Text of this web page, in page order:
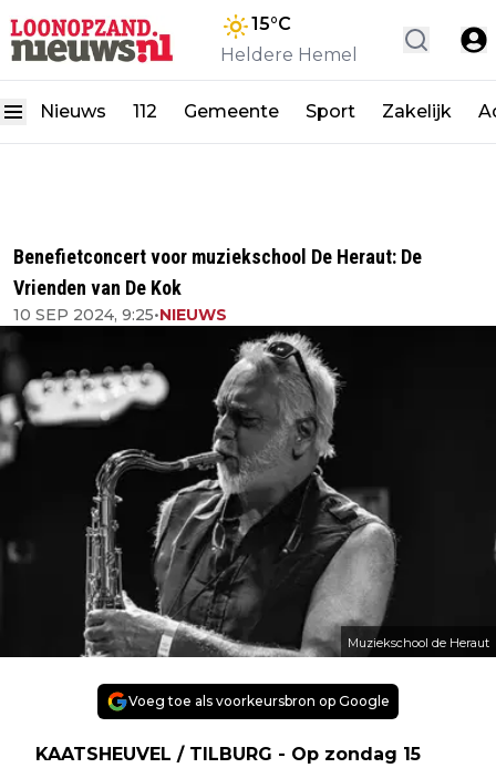
15°C
Heldere Hemel
Nieuws 112 Gemeente Sport Zakelijk
Benefietconcert voor muziekschool De Heraut: De
Vrienden van De Kok
10 SEP 2024, 9:25•NIEUWS
Muziekschool de Heraut
Voeg toe als voorkeursbron op Google
KAATSHEUVEL / TILBURG - Op zondag 15